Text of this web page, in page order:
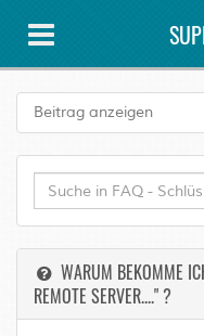
Beitrag anzeigen
WARUM BEKOMME
REMOTE SERVER...." ?